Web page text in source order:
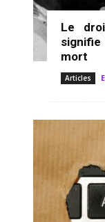
Le
mort
Articles